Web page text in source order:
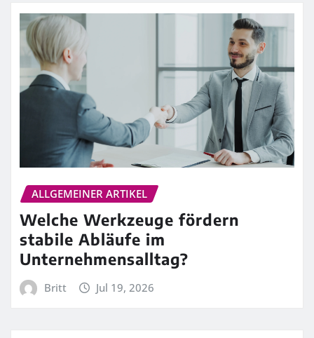
ALLGEMEINER ARTIKEL
Welche Werkzeuge fördern
stabile Abläufe im
Unternehmensalltag?
Britt Jul 19, 2026